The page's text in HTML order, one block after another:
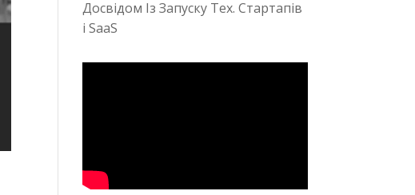
Досвідом Із Запуску Тех. Стартапів
і SaaS